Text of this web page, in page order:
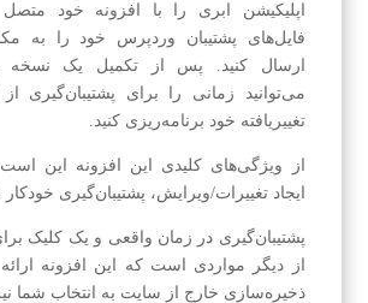
اپلیکیشن ابری را با افزونه خود متصل
فایل‌های پشتیبان وردپرس خود را به
ارسال کنید. پس از تکمیل یک نسخه
می‌توانید زمانی را برای پشتیبان‌گیری از
تغییریافته خود برنامه‌ریزی کنید.
از ویژگی‌های کلیدی این افزونه این
ایجاد تغییرات/ویرایش، پشتیبان‌گیری
پشتیبان‌گیری در زمان واقعی و یک کلیک
از دیگر مواردی است که این افزونه
ذخیره‌سازی خارج از سایت به انتخاب شما